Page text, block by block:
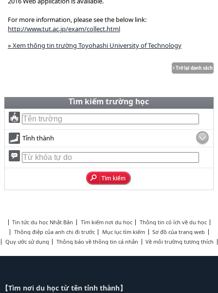
For more information, please see the below link:
http://www.tut.ac.jp/exam/collect.html
» Xem thông tin trường Toyohashi University of Technology
Tìm kiếm trường học
Tỉnh thành
Tin tức du học Nhật Bản Tìm kiếm nơi du học
Thông tin có ích về du học
Thông điệp của anh chị đi trước
Mục lục tìm kiếm
Sơ đồ của trang web
Quy ước sử dụng
Thông báo về thông tin cá nhân Về môi trường tương thích
【Tìm nơi du học từ tên tỉnh thành】